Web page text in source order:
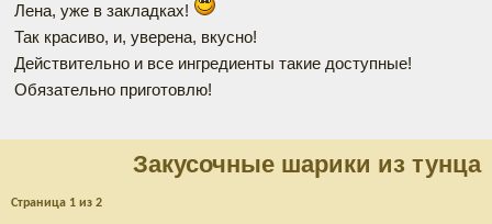
Лена, уже в закладках!
Так красиво, и, уверена, вкусно!
Действительно и все ингредиенты такие доступные!
Обязательно приготовлю!
Закусочные шарики из тунца
Страница 1 из 2